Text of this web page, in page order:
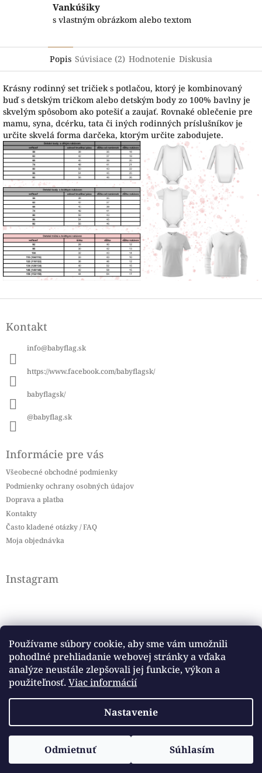
Používame súbory cookie, aby sme vám umožnili
pohodlné prehliadanie webovej stránky a vďaka
analýze neustále zlepšovali jej funkcie, výkon a
použiteľnosť. Viac informácií
Nastavenie
Odmietnuť Súhlasím
Vankúšiky
s vlastným obrázkom alebo textom
Popis Súvisiace (2) Hodnotenie Diskusia
Krásny rodinný set tričiek s potlačou, ktorý je kombinovaný
buď s detským tričkom alebo detským body zo 100% bavlny je
skvelým spôsobom ako potešiť a zaujať. Rovnaké oblečenie pre
mamu, syna, dcérku, tata či iných rodinných príslušníkov je
určite skvelá forma darčeka, ktorým určite zabodujete.
pKontakt
info@babyflag.sk
https://www.facebook.com/babyflagsk/
babyflagsk/
@babyflag.sk
Informácie pre vás
Všeobecné obchodné podmienky
Podmienky ochrany osobných údajov
Doprava a platba
Kontakty
Často kladené otázky / FAQ
Moja objednávka
Instagram
Sledovať na Instagrame
Facebook
Vytvoril ShoptetCopyright 2026
. Všetky práva vyhradené.
Upraviť nastavenie cookies